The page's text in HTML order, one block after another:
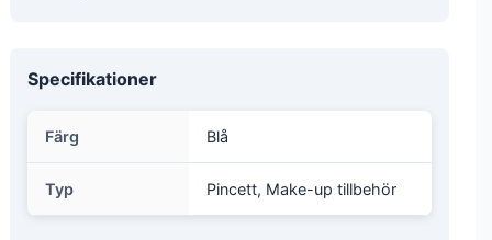
Specifikationer
Färg Blå
Typ Pincett, Make-up tillbehör